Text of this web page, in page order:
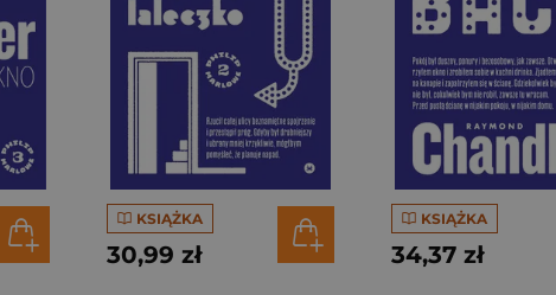
KSIĄŻKA
30,99 zł
KSIĄŻKA
34,37 zł